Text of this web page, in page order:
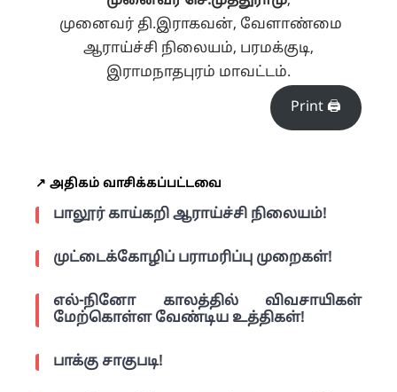
முனைவர் தி.இராகவன், வேளாண்மை
ஆராய்ச்சி நிலையம், பரமக்குடி,
இராமநாதபுரம் மாவட்டம்.
Print 🖨
↗️ அதிகம் வாசிக்கப்பட்டவை
பாலூர் காய்கறி ஆராய்ச்சி நிலையம்!
முட்டைக்கோழிப் பராமரிப்பு முறைகள்!
எல்-நினோ காலத்தில் விவசாயிகள்
மேற்கொள்ள வேண்டிய உத்திகள்!
பாக்கு சாகுபடி!